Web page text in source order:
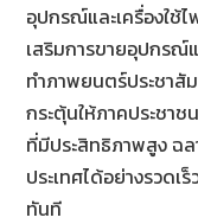
อุปกรณ์และเครื่องใช้
เสริมการขายอุปกรณ์
ทำภาพยนตร์ประชาสั
กระตุ้นให้ภาคประชา
ที่มีประสิทธิภาพสูง ฉ
ประเทศได้อย่างรวดเ
ทันที